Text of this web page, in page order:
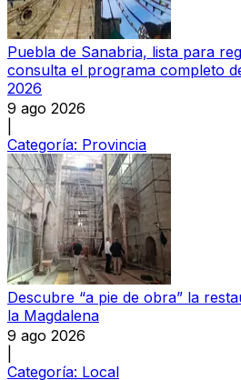
Puebla de Sanabria, lista para
consulta el programa completo
2026
9 ago 2026
Categoría: Provincia
Descubre “a pie de obra” la
la Magdalena
9 ago 2026
Categoría: Local